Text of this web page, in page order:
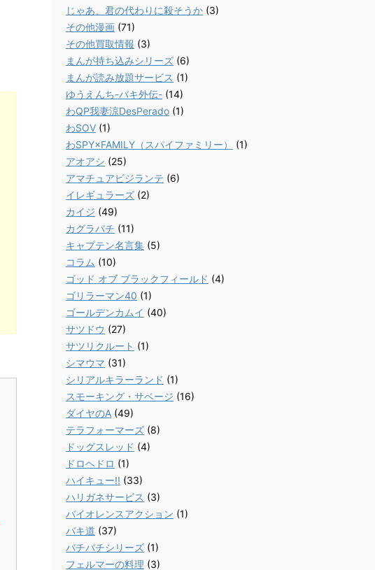
じゃあ、君の代わりに殺そうか (3)
その他漫画 (71)
その他買取情報 (3)
まんが持ち込みシリーズ (6)
まんが読み放題サービス (1)
ゆうえんち-バキ外伝- (14)
わQP我妻涼DesPerado (1)
わSOV (1)
わSPY×FAMILY（スパイファミリー）
(1)
アオアシ (25)
アマチュアビジランテ (6)
イレギュラーズ (2)
カイジ (49)
カグラバチ (11)
キャプテン名言集 (5)
コラム (10)
ゴッド オブ ブラックフィールド (4)
ゴリラーマン40 (1)
ゴールデンカムイ (40)
サツドウ (27)
サツリクルート (1)
シマウマ (31)
シリアルキラーランド (1)
スモーキング・サベージ (16)
ダイヤのA (49)
テラフォーマーズ (8)
ドッグスレッド (4)
ドロヘドロ (1)
ハイキュー!! (33)
ハリガネサービス (3)
バイオレンスアクション (1)
バキ道 (37)
バチバチシリーズ (1)
フェルマーの料理 (3)